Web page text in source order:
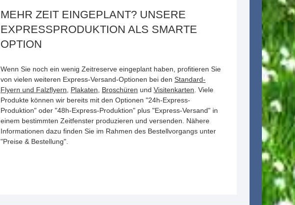
MEHR ZEIT EINGEPLANT? UNSERE
EXPRESSPRODUKTION ALS SMARTE
OPTION
Wenn Sie noch ein wenig Zeitreserve eingeplant haben, profitieren Sie
von vielen weiteren Express-Versand-Optionen bei den Standard-
Flyern und Falzflyern
Plakaten Broschüren und Visitenkarten . Viele
Produkte können wir bereits mit den Optionen "24h-Express-
Produktion" oder "48h-Express-Produktion" plus "Express-Versand" in
einem bestimmten Zeitfenster produzieren und versenden. Nähere
Informationen dazu finden Sie im Rahmen des Bestellvorgangs unter
"Preise & Bestellung".